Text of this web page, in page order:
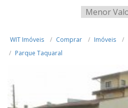
WIT Imóveis Comprar Imóveis
Parque Taquaral